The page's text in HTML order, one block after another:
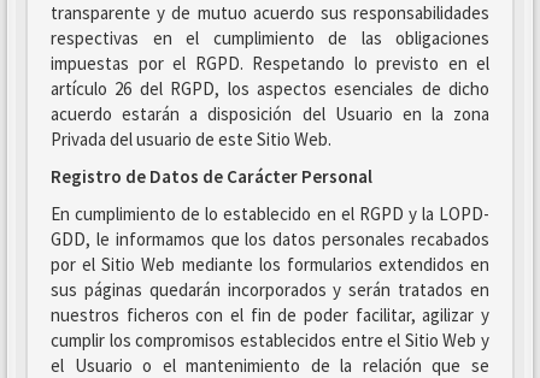
transparente y de mutuo acuerdo sus responsabilidades
respectivas en el cumplimiento de las obligaciones
impuestas por el RGPD. Respetando lo previsto en el
artículo 26 del RGPD, los aspectos esenciales de dicho
acuerdo estarán a disposición del Usuario en la zona
Privada del usuario de este Sitio Web.
Registro de Datos de Carácter Personal
En cumplimiento de lo establecido en el RGPD y la LOPD-
GDD, le informamos que los datos personales recabados
por el Sitio Web mediante los formularios extendidos en
sus páginas quedarán incorporados y serán tratados en
nuestros ficheros con el fin de poder facilitar, agilizar y
cumplir los compromisos establecidos entre el Sitio Web y
el Usuario o el mantenimiento de la relación que se